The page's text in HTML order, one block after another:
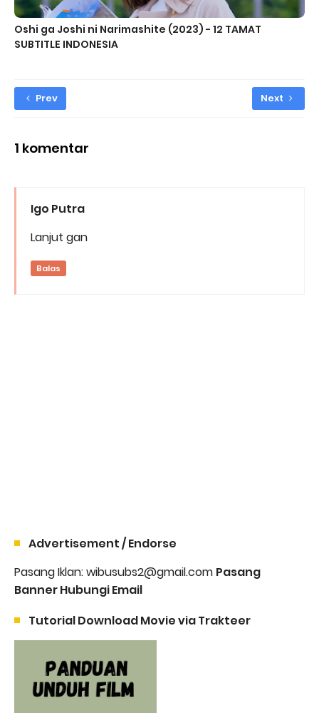
Oshi ga Joshi ni Narimashite (2023) - 12 TAMAT
SUBTITLE INDONESIA
Prev Next
1 komentar
Igo Putra
Lanjut gan
Balas
Advertisement / Endorse
Pasang Iklan: wibusubs2@gmail.com Pasang
Banner Hubungi Email
Tutorial Download Movie via Trakteer